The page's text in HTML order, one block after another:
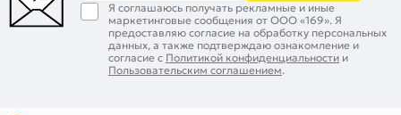
Я соглашаюсь получать рекламные и иные
маркетинговые сообщения от ООО «169». Я
предоставляю согласие на обработку персональных
данных, а также подтверждаю ознакомление и
согласие с Политикой конфиденциальности и
Пользовательским соглашением.